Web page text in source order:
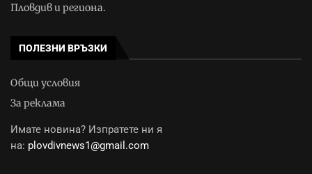
Пловдив и региона.
ПОЛЕЗНИ ВРЪЗКИ
Общи условия
За реклама
Имате новина? Изпратете ни я
на: plovdivnews1@gmail.com